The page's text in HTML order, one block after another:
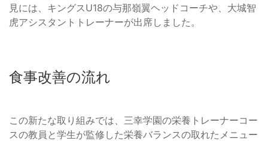
見には、キングスU18の与那嶺翼ヘッドコーチや、大城智
虎アシスタントトレーナーが出席しました。
食事改善の流れ
この新たな取り組みでは、三幸学園の栄養トレーナーコー
スの教員と学生が監修した栄養バランスの取れたメニュー